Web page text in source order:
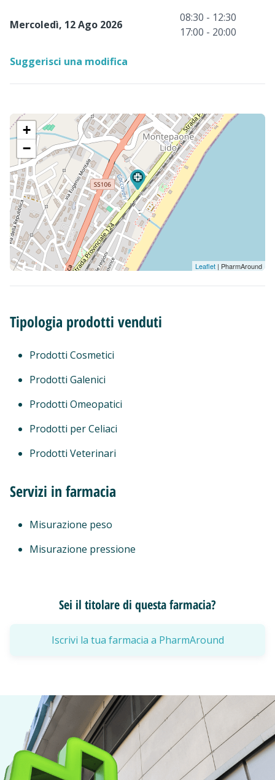
Mercoledì, 12 Ago 2026
08:30 - 12:30
17:00 - 20:00
Suggerisci una modifica
+
−
Leaflet | PharmAround
Tipologia prodotti venduti
Prodotti Cosmetici
Prodotti Galenici
Prodotti Omeopatici
Prodotti per Celiaci
Prodotti Veterinari
Servizi in farmacia
Misurazione peso
Misurazione pressione
Sei il titolare di questa farmacia?
Iscrivi la tua farmacia a PharmAround